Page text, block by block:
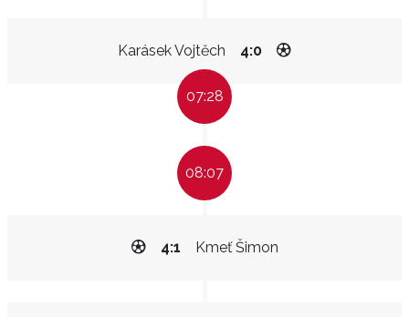
Karásek Vojtěch 4:0
07:28
08:07
Kmeť Šimon
4:1